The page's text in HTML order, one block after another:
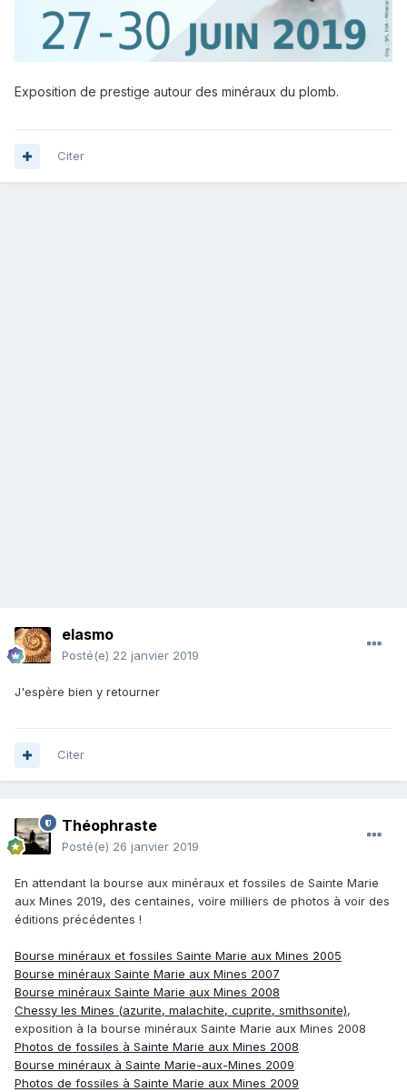
Exposition de prestige autour des minéraux du plomb.
Citer
elasmo
Posté(e) 22 janvier 2019
J'espère bien y retourner
Citer
Théophraste
Posté(e) 26 janvier 2019
En attendant la bourse aux minéraux et fossiles de Sainte Marie
aux Mines 2019, des centaines, voire milliers de photos à voir des
éditions précédentes !
Bourse minéraux et fossiles Sainte Marie aux Mines 2005
Bourse minéraux Sainte Marie aux Mines 2007
Bourse minéraux Sainte Marie aux Mines 2008
Chessy les Mines (azurite, malachite, cuprite, smithsonite),
exposition à la bourse minéraux Sainte Marie aux Mines 2008
Photos de fossiles à Sainte Marie aux Mines 2008
Bourse minéraux à Sainte Marie-aux-Mines 2009
Photos de fossiles à Sainte Marie aux Mines 2009